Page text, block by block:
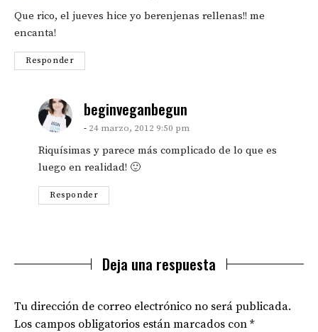
Que rico, el jueves hice yo berenjenas rellenas!! me
encanta!
Responder
beginveganbegun
24 marzo, 2012 9:50 pm
Riquísimas y parece más complicado de lo que es
luego en realidad! 🙂
Responder
Deja una respuesta
Tu dirección de correo electrónico no será publicada.
Los campos obligatorios están marcados con *